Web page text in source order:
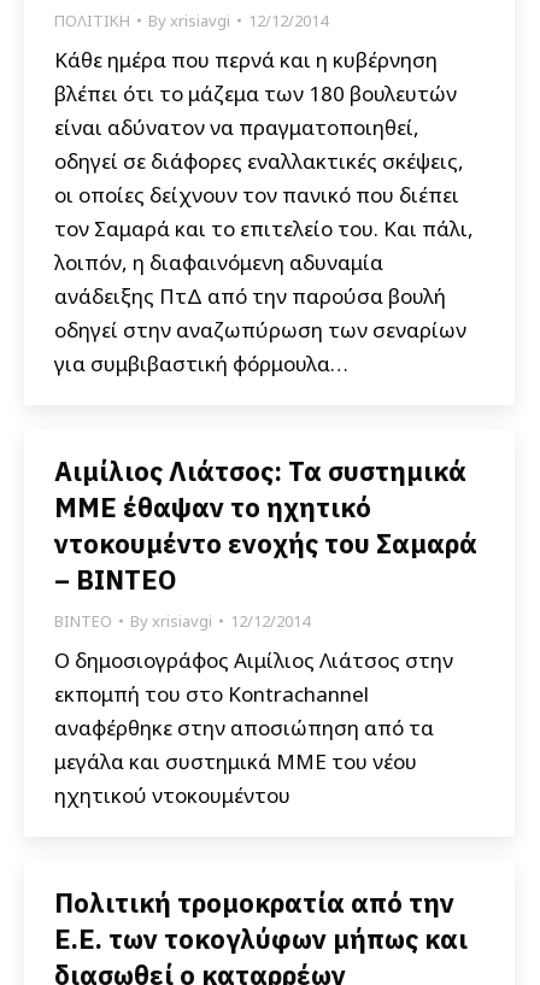
ΠΟΛΙΤΙΚΗ Byxrisiavgi 12/12/2014
Κάθε ημέρα που περνά και η κυβέρνηση
βλέπει ότι το μάζεμα των 180 βουλευτών
είναι αδύνατον να πραγματοποιηθεί,
οδηγεί σε διάφορες εναλλακτικές σκέψεις,
οι οποίες δείχνουν τον πανικό που διέπει
τον Σαμαρά και το επιτελείο του. Και πάλι,
λοιπόν, η διαφαινόμενη αδυναμία
ανάδειξης ΠτΔ από την παρούσα βουλή
οδηγεί στην αναζωπύρωση των σεναρίων
για συμβιβαστική φόρμουλα…
Αιμίλιος Λιάτσος: Τα συστημικά
ΜΜΕ έθαψαν το ηχητικό
ντοκουμέντο ενοχής του Σαμαρά
– ΒΙΝΤΕΟ
ΒΙΝΤΕΟ Byxrisiavgi 12/12/2014
Ο δημοσιογράφος Αιμίλιος Λιάτσος στην
εκπομπή του στο Kontrachannel
αναφέρθηκε στην αποσιώπηση από τα
μεγάλα και συστημικά ΜΜΕ του νέου
ηχητικού ντοκουμέντου
Πολιτική τρομοκρατία από την
Ε.Ε. των τοκογλύφων μήπως και
διασωθεί ο καταρρέων